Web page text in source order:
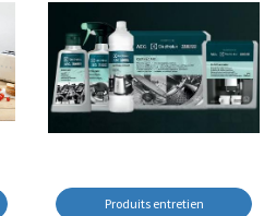
Produits entretien